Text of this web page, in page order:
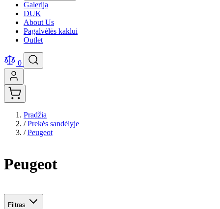
Galerija
DUK
About Us
Pagalvėlės kaklui
Outlet
0
Pradžia
/ Prekės sandėlyje
/ Peugeot
Peugeot
Filtras